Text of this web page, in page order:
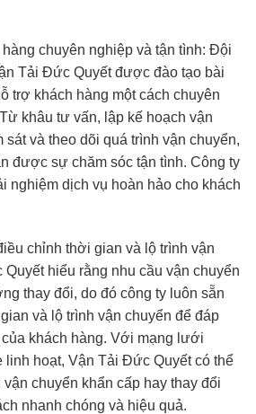
chuyên nghiệp và tận tình: Đội
Tải Đức Quyết được đào tạo bài
trợ khách hàng một cách chuyên
khâu tư vấn, lập kế hoạch vận
sát và theo dõi quá trình vận chuyển,
được sự chăm sóc tận tình. Công ty
nghiệm dịch vụ hoàn hảo cho khách
chỉnh thời gian và lộ trình vận
hiểu rằng nhu cầu vận chuyển
thay đổi, do đó công ty luôn sẵn
và lộ trình vận chuyển để đáp
khách hàng. Với mạng lưới
linh hoạt, Vận Tải Đức Quyết có thể
chuyển khẩn cấp hay thay đổi
nhanh chóng và hiệu quả.